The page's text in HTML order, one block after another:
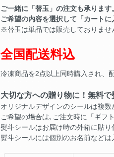
ご一緒に「替玉」の注文も承りま
ご希望の内容を選択して「カートに
※替玉は単品では販売しておりませ
全国配送料込
冷凍商品を2点以上同時購入され、
大切な方への贈り物に！無料で
オリジナルデザインのシールは複数
ご希望の場合は､ご注文時に「ギフ
熨斗シールはお届け時の外箱に貼り
熨斗シールには個別のお名前などは